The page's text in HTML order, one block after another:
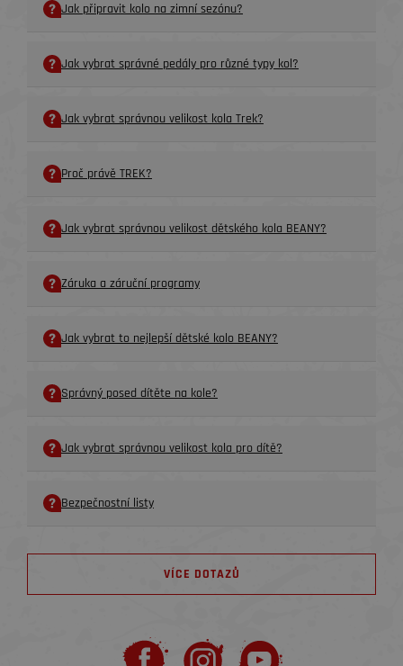
Jak připravit kolo na zimní sezónu?
Jak vybrat správné pedály pro různé typy kol?
Jak vybrat správnou velikost kola Trek?
Proč právě TREK?
Jak vybrat správnou velikost dětského kola BEANY?
Záruka a záruční programy
Jak vybrat to nejlepší dětské kolo BEANY?
Správný posed dítěte na kole?
Jak vybrat správnou velikost kola pro dítě?
Bezpečnostní listy
VÍCE DOTAZŮ